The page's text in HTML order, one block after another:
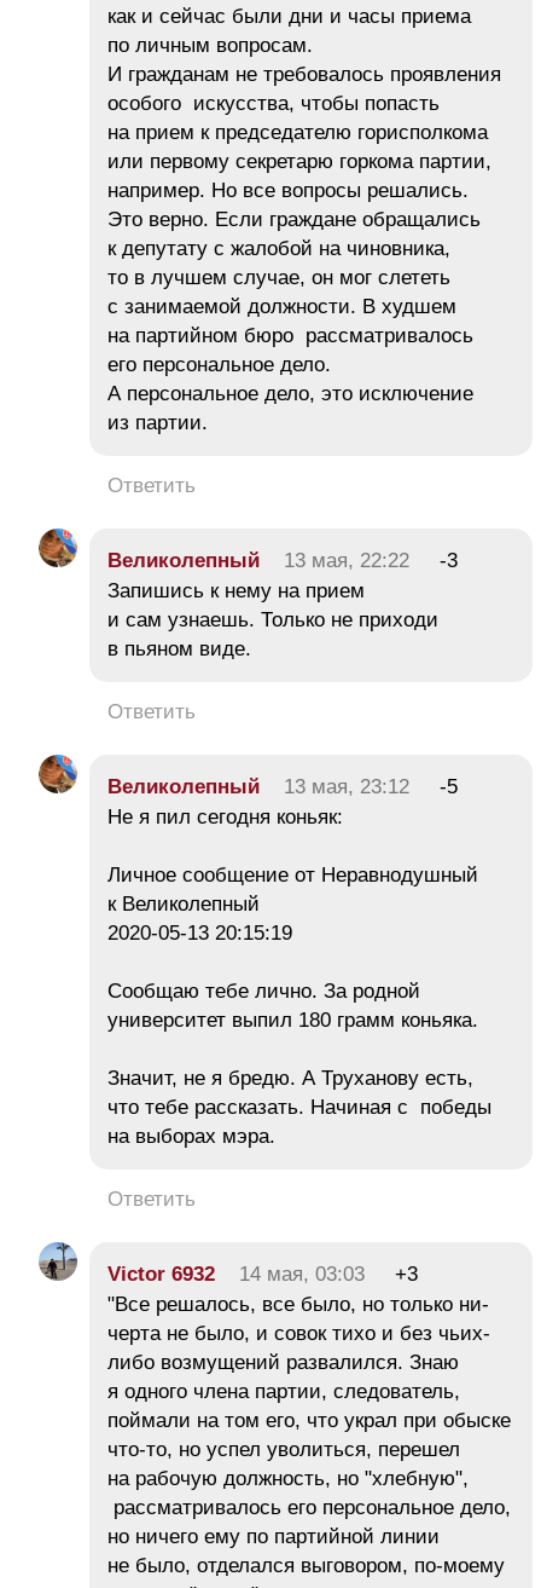
как и сейчас были дни и часы приема
по личным вопросам.
И гражданам не требовалось проявления
особого искусства, чтобы попасть
на прием к председателю горисполкома
или первому секретарю горкома партии,
например. Но все вопросы решались.
Это верно. Если граждане обращались
к депутату с жалобой на чиновника,
то в лучшем случае, он мог слететь
с занимаемой должности. В худшем
на партийном бюро рассматривалось
его персональное дело.
А персональное дело, это исключение
из партии.
Ответить
Великолепный 13 мая, 22:22
-3
Запишись к нему на прием
и сам узнаешь. Только не приходи
в пьяном виде.
Ответить
Великолепный 13 мая, 23:12
-5
Не я пил сегодня коньяк:
Личное сообщение от Неравнодушный
к Великолепный
2020-05-13 20:15:19
Сообщаю тебе лично. За родной
университет выпил 180 грамм коньяка.
Значит, не я бредю. А Труханову есть,
что тебе рассказать. Начиная с победы
на выборах мэра.
Ответить
Victor 6932 14 мая, 03:03
+3
"Все решалось, все было, но только ни-
черта не было, и совок тихо и без чьих-
либо возмущений развалился. Знаю
я одного члена партии, следователь,
поймали на том его, что украл при обыске
что-то, но успел уволиться, перешел
на рабочую должность, но "хлебную",
рассматривалось его персональное дело,
но ничего ему по партийной линии
не было, отделался выговором, по-моему